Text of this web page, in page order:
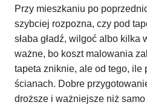
Przy mieszkaniu po
szybciej rozpozna, czy pod
słaba gładź, wilgoć albo kilka
ważne, bo koszt malowania
tapeta zniknie, ale od tego, ile
ścianach. Dobre
droższe i ważniejsze niż